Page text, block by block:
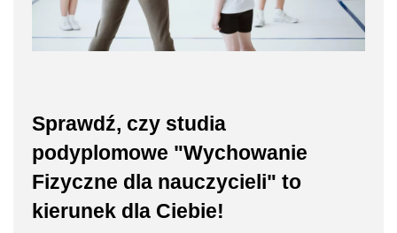
Sprawdź, czy studia
podyplomowe "Wychowanie
Fizyczne dla nauczycieli" to
kierunek dla Ciebie!